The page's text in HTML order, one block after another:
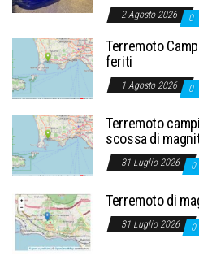
2 Agosto 2026 0
Terremoto
feriti
1 Agosto 2026 0
Terremoto
scossa di
31 Luglio 2026 0
Terremoto di
31 Luglio 2026 0